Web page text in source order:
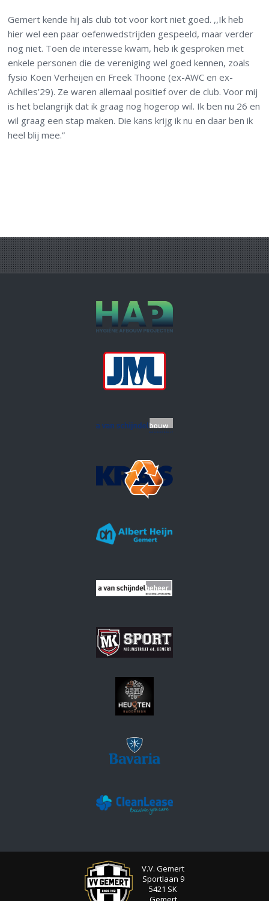
Gemert kende hij als club tot voor kort niet goed. ,,Ik heb
hier wel een paar oefenwedstrijden gespeeld, maar verder
nog niet. Toen de interesse kwam, heb ik gesproken met
enkele personen die de vereniging wel goed kennen, zoals
fysio Koen Verheijen en Freek Thoone (ex-AWC en ex-
Achilles’29). Ze waren allemaal positief over de club. Voor mij
is het belangrijk dat ik graag nog hogerop wil. Ik ben nu 26 en
wil graag een stap maken. Die kans krijg ik nu en daar ben ik
heel blij mee.”
V.V. Gemert
Sportlaan 9
5421 SK